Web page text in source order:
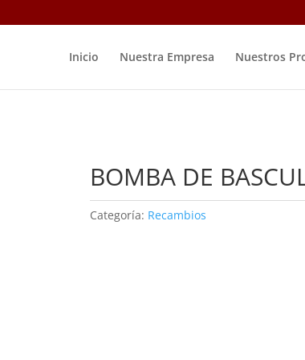
Inicio Nuestra Empresa Nuestros
BOMBA DE
Categoría: Recambios